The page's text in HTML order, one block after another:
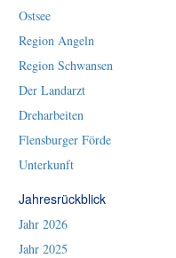
Ostsee
Region Angeln
Region Schwansen
Der Landarzt
Dreharbeiten
Flensburger Förde
Unterkunft
Jahresrückblick
Jahr 2026
Jahr 2025